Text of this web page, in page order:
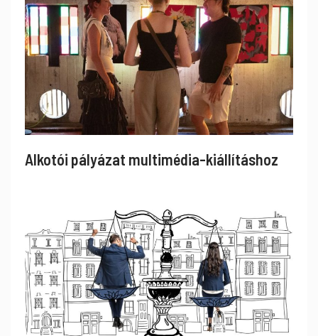
Alkotói pályázat multimédia-kiállításhoz